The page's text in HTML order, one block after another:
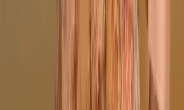
General Information
Community Involvement
Orders and Shipping
Returns and Refunds
Copyright © Zeroes Online Shopping.